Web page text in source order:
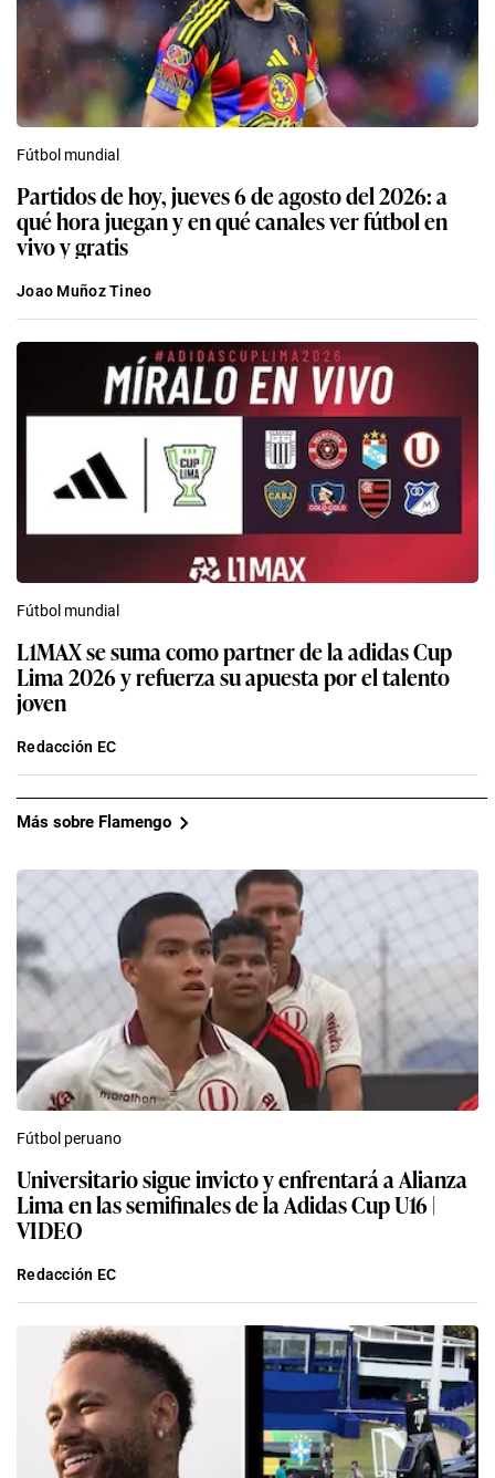
Fútbol mundial
Partidos de hoy, jueves 6 de agosto del 2026: a
qué hora juegan y en qué canales ver fútbol en
vivo y gratis
Joao Muñoz Tineo
Fútbol mundial
L1MAX se suma como partner de la adidas Cup
Lima 2026 y refuerza su apuesta por el talento
joven
Redacción EC
Más sobre Flamengo
Fútbol peruano
Universitario sigue invicto y enfrentará a Alianza
Lima en las semifinales de la Adidas Cup U16 |
VIDEO
Redacción EC